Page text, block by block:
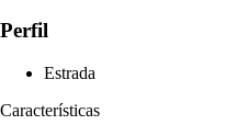
Perfil
Estrada
Características